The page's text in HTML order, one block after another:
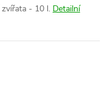
- 10 l. Detailní